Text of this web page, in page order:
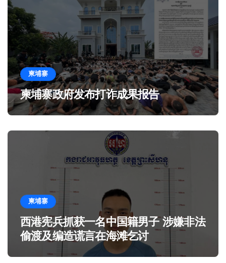
柬埔寨
柬埔寨政府发布打诈成果报告
柬埔寨
西港宪兵抓获一名中国籍男子 涉嫌非法
偷渡及编造谎言在海滩乞讨